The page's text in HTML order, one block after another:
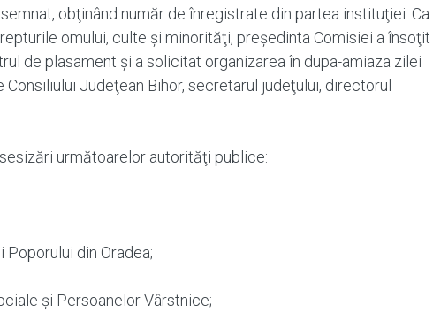
obţinând număr de înregistrate din partea instituţiei. Ca
omului, culte şi minorităţi, preşedinta Comisiei a însoţit
de plasament şi a solicitat organizarea în dupa-amiaza zilei
Judeţean Bihor, secretarul judeţului, directorul
următoarelor autorităţi publice:
din Oradea;
şi Persoanelor Vârstnice;